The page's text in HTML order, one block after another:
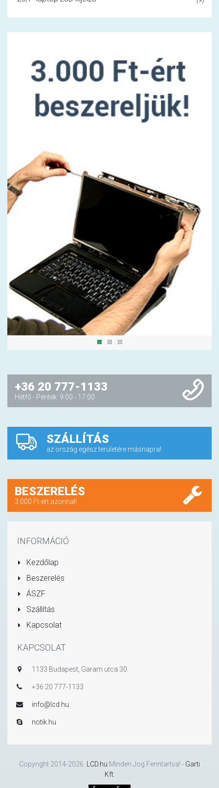
+36 20 777-1133
Hétfő - Péntek: 9:00 - 17:00
SZÁLLÍTÁS
az ország egész területére másnapra!
BESZERELÉS
3.000 Ft-ért azonnal!
INFORMÁCIÓ
Kezdőlap
Beszerelés
ÁSZF
Szállítás
Kapcsolat
KAPCSOLAT
1133 Budapest, Garam utca 30.
+36 20 777-1133
info@lcd.hu
notik.hu
Copyright 2014-2026. LCD.hu Minden Jog Fenntartva! - Garti
Kft.